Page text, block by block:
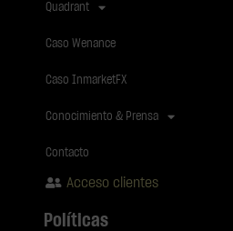
Quadrant
Caso Wenance
Caso InmarketFX
Conocimiento & Prensa
Contacto
Acceso clientes
Políticas